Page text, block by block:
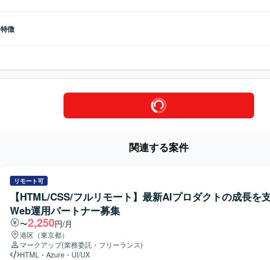
特徴
関連する案件
リモート可
【HTML/CSS/フルリモート】最新AIプロダクトの成長を
Web運用パートナー募集
〜2,250円/月
港区（東京都）
マークアップ(業務委託・フリーランス)
HTML ・ Azure ・ UI/UX